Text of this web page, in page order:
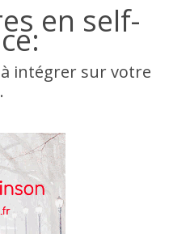
en self-
intégrer sur votre